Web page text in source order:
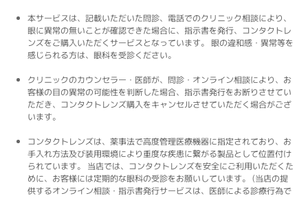
対
し
て
も
す
に
丁
寧
に
応
し
て
い
た
本サービスは、記載いただいた問診、電話でのクリニック相談により、
眼に異常の無いことが確認できた場合に、指示書を発行、コンタクトレ
ンズをご購入いただくサービスとなっています。 眼の違和感・異常等を
感じられる方は、眼科を受診ください。
クリニックのカウンセラー・医師が、問診・オンライン相談により、お
客様の目の異常の可能性を判断した場合、指示書発行をお断りさせてい
ただき、コンタクトレンズ購入をキャンセルさせていただく場合がござ
います。
コンタクトレンズは、薬事法で高度管理医療機器に指定されており、お
手入れ方法及び装用環境により重度な疾患に繋がる製品として位置付け
られています。 当店では、コンタクトレンズを安全にご利用いただくた
めに、お客様には定期的な眼科の受診をお願いしています。 (当店の提
供するオンライン相談・指示書発行サービスは、医師による診療行為で